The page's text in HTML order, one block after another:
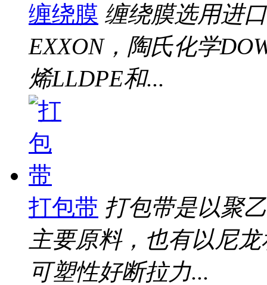
缠绕膜 缠绕膜选用进
EXXON，陶氏化学
烯LLDPE和...
打包带 打包带是以聚
主要原料，也有以尼
可塑性好断拉力...